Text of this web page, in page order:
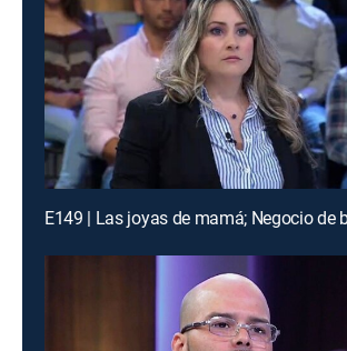
E149 | Las joyas de mamá; Negocio de